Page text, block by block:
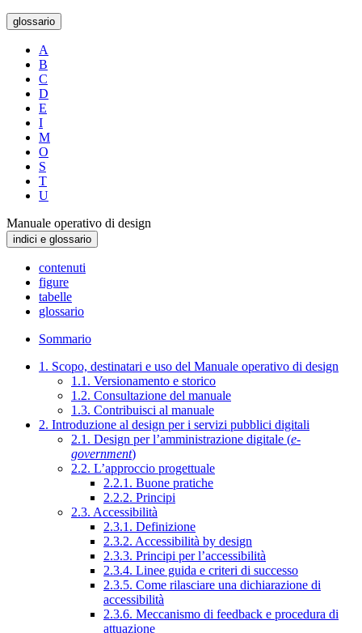
glossario
A
B
C
D
E
I
M
O
S
T
U
Manuale operativo di design
indici e glossario
contenuti
figure
tabelle
glossario
Sommario
1. Scopo, destinatari e uso del Manuale operativo di design
1.1. Versionamento e storico
1.2. Consultazione del manuale
1.3. Contribuisci al manuale
2. Introduzione al design per i servizi pubblici digitali
2.1. Design per l’amministrazione digitale (e-
government)
2.2. L’approccio progettuale
2.2.1. Buone pratiche
2.2.2. Principi
2.3. Accessibilità
2.3.1. Definizione
2.3.2. Accessibilità by design
2.3.3. Principi per l’accessibilità
2.3.4. Linee guida e criteri di successo
2.3.5. Come rilasciare una dichiarazione di
accessibilità
2.3.6. Meccanismo di feedback e procedura di
attuazione